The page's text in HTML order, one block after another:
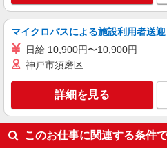
キープ
パート
日研トータルソーシング株式会社
ス
未経験・無資格
時給1,200円
り） ※給与幅
福島県いわき
郷」駅 ★勤務地は3000ヶ所以上★ 自宅から通い
マイクロバスによる施設利用者送
日給 10,900円〜10,900円
神戸市須磨区
詳細を見る
このお仕事に関連する条件